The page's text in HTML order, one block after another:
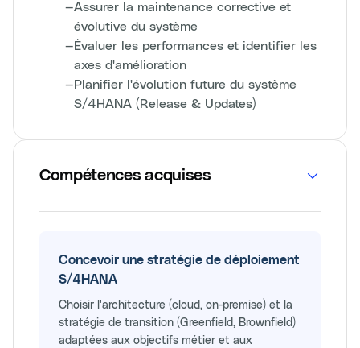
—Assurer la maintenance corrective et
évolutive du système
—Évaluer les performances et identifier les
axes d'amélioration
—Planifier l'évolution future du système
S/4HANA (Release & Updates)
Compétences acquises
Concevoir une stratégie de déploiement
S/4HANA
Choisir l'architecture (cloud, on-premise) et la
stratégie de transition (Greenfield, Brownfield)
adaptées aux objectifs métier et aux